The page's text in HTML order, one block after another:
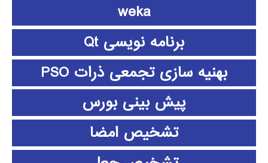
weka
برنامه نویسی Qt
بهنیه سازی تجمعی ذرات PSO
پیش بینی بورس
تشخیص امضا